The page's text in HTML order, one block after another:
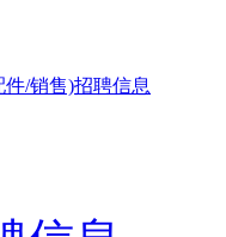
/销售)招聘信息